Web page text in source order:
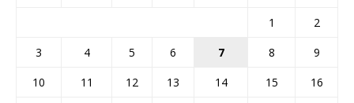
1
2
3
4 5 6 7 8
9
10
11 12 13 14 15
16